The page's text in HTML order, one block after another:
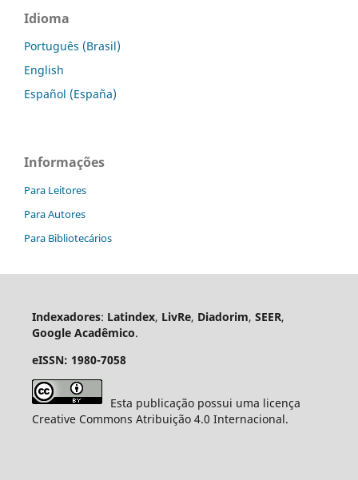
Idioma
Português (Brasil)
English
Español (España)
Informações
Para Leitores
Para Autores
Para Bibliotecários
Indexadores: Latindex, LivRe, Diadorim, SEER,
Google Acadêmico.
eISSN: 1980-7058
Esta publicação possui uma licença
Creative Commons Atribuição 4.0 Internacional.